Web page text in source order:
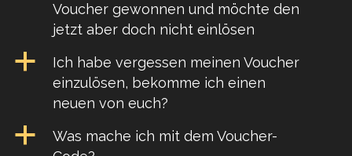
Voucher gewonnen und möchte den
jetzt aber doch nicht einlösen
a
Ich habe vergessen meinen Voucher
einzulösen, bekomme ich einen
neuen von euch?
a
Was mache ich mit dem Voucher-